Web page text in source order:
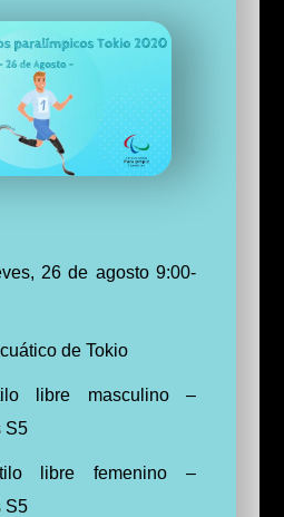
26 de agosto 9:00-
de Tokio
libre masculino –
S5
libre femenino –
S5